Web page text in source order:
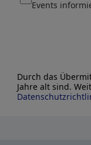
Events
Durch das
Jahre alt sind.